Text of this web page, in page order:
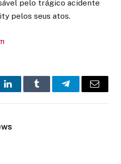
pelo trágico acidente
pelos seus atos.
LinkedInTumblr TelegramEmail